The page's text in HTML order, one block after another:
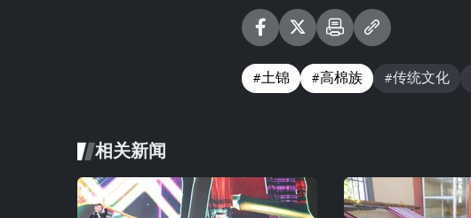
#土锦 #高棉族 #传统文化
相关新闻